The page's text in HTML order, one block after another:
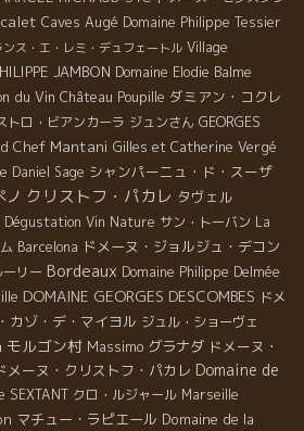
Caves Augé Domaine Philippe Tessier
ンス・エ・レミ・デュフェートル Village
JAMBON Domaine Elodie Balme
du Vin Château Poupille ダミアン・コクレ
トロ・ビアンカーラ ジュンさん GEORGES
Chef Mantani Gilles et Catherine Vergé
Daniel Sage シャンパーニュ・ド・スーザ
ノ クリストフ・パカレ タヴェル
Dégustation Vin Nature サン・トーバン La
Barcelona ドメーヌ・ジョルジュ・デコン
ーリー Bordeaux Domaine Philippe Delmée
DOMAINE GEORGES DESCOMBES ドメ
カゾ・デ・マイヨル ジュル・ショーヴェ
モルゴン村 Massimo グラナダ ドメーヌ・
メーヌ・クリストフ・パカレ Domaine de
SEXTANT クロ・ルジャール Marseille
マチュー・ラピエール Domaine de la